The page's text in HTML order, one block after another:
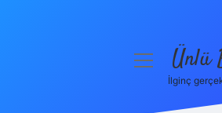
menüyüÜnlü
İlginç